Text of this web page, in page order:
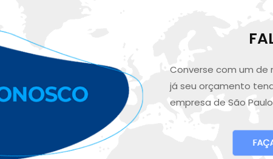
Converse com um
já seu orçamento
empresa de São